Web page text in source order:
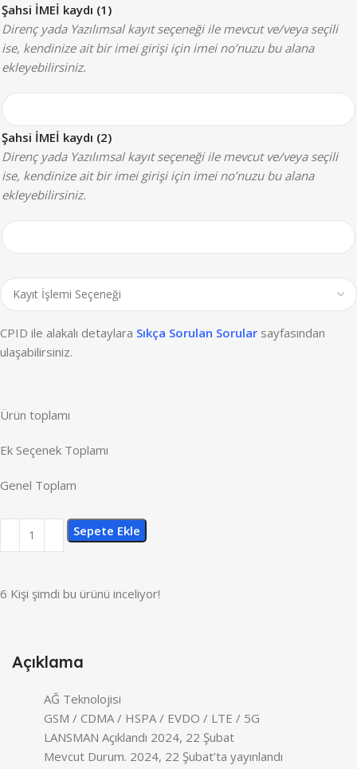
Şahsi İMEİ kaydı (1)
Direnç yada Yazılımsal kayıt seçeneği ile mevcut ve/veya seçili
ise, kendinize ait bir imei girişi için imei no’nuzu bu alana
ekleyebilirsiniz.
Şahsi İMEİ kaydı (2)
Direnç yada Yazılımsal kayıt seçeneği ile mevcut ve/veya seçili
ise, kendinize ait bir imei girişi için imei no’nuzu bu alana
ekleyebilirsiniz.
CPID ile alakalı detaylara Sıkça Sorulan Sorular sayfasından
ulaşabilirsiniz.
Ürün toplamı
Ek Seçenek Toplamı
Genel Toplam
Sepete Ekle
6 Kişi şimdi bu ürünü inceliyor!
Açıklama
AĞ Teknolojisi
GSM / CDMA / HSPA / EVDO / LTE / 5G
LANSMAN Açıklandı 2024, 22 Şubat
Mevcut Durum. 2024, 22 Şubat’ta yayınlandı